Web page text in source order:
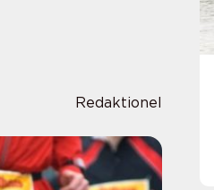
Redaktionel